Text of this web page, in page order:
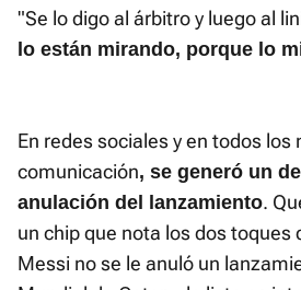
"Se lo digo al árbitro y luego al
lo están mirando, porque lo
En redes sociales y en todos los
comunicación, se generó un
anulación del lanzamiento.
un chip que nota los dos toques
Messi no se le anuló un